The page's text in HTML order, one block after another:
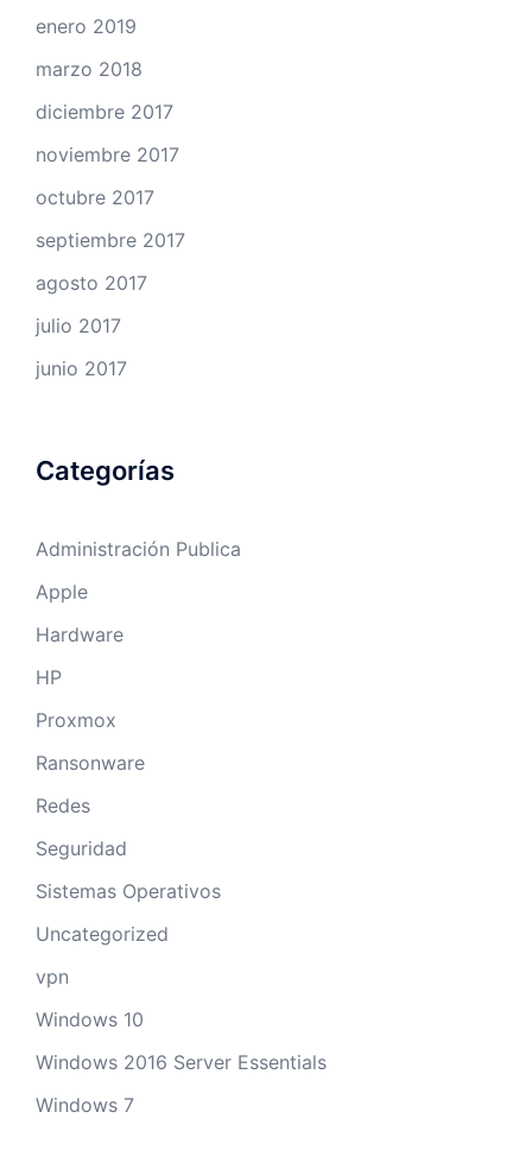
enero 2019
marzo 2018
diciembre 2017
noviembre 2017
octubre 2017
septiembre 2017
agosto 2017
julio 2017
junio 2017
Categorías
Administración Publica
Apple
Hardware
HP
Proxmox
Ransonware
Redes
Seguridad
Sistemas Operativos
Uncategorized
vpn
Windows 10
Windows 2016 Server Essentials
Windows 7